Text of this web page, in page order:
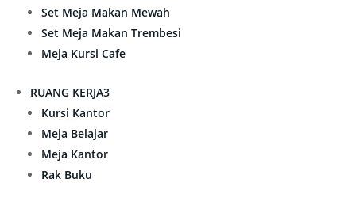
Set Meja Makan Mewah
Set Meja Makan Trembesi
Meja Kursi Cafe
RUANG KERJA3
Kursi Kantor
Meja Belajar
Meja Kantor
Rak Buku